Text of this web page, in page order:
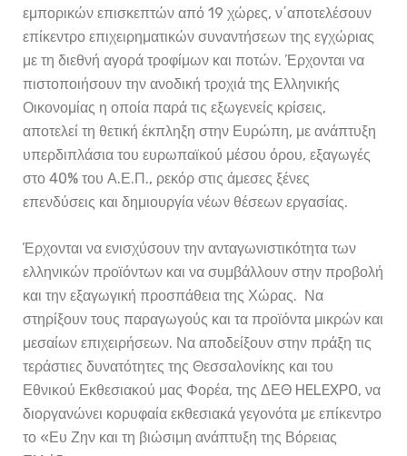
εμπορικών επισκεπτών από 19 χώρες, ν΄αποτελέσουν
επίκεντρο επιχειρηματικών συναντήσεων της εγχώριας
με τη διεθνή αγορά τροφίμων και ποτών. Έρχονται να
πιστοποιήσουν την ανοδική τροχιά της Ελληνικής
Οικονομίας η οποία παρά τις εξωγενείς κρίσεις,
αποτελεί τη θετική έκπληξη στην Ευρώπη, με ανάπτυξη
υπερδιπλάσια του ευρωπαϊκού μέσου όρου, εξαγωγές
στο 40% του Α.Ε.Π., ρεκόρ στις άμεσες ξένες
επενδύσεις και δημιουργία νέων θέσεων εργασίας.
Έρχονται να ενισχύσουν την ανταγωνιστικότητα των
ελληνικών προϊόντων και να συμβάλλουν στην προβολή
και την εξαγωγική προσπάθεια της Χώρας. Να
στηρίξουν τους παραγωγούς και τα προϊόντα μικρών και
μεσαίων επιχειρήσεων. Να αποδείξουν στην πράξη τις
τεράστιες δυνατότητες της Θεσσαλονίκης και του
Εθνικού Εκθεσιακού μας Φορέα, της ΔΕΘ HELEXPO, να
διοργανώνει κορυφαία εκθεσιακά γεγονότα με επίκεντρο
το «Ευ Ζην και τη βιώσιμη ανάπτυξη της Βόρειας